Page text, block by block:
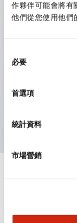
作夥伴可能會將有
他們從您使用他們
必要
首選項
統計資料
市場營銷
提供72種標準迴
透過6種形式與
造。
配備可確認接點
手柄可從6種中選
文件和檔案
型錄和宣傳手冊